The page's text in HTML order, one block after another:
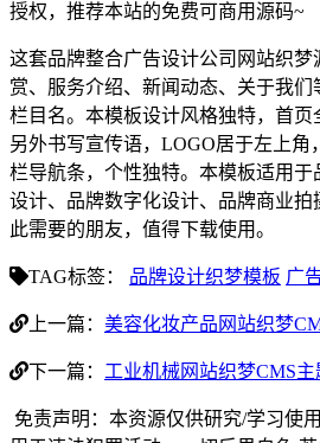
授权，推荐本站的免费可商用源码~
这套品牌整合广告设计公司网站织
赏、服务介绍、新闻动态、关于我
栏目名。本模板设计风格独特，首
另外书写宣传语，LOGO居于左上角
栏导航条，个性独特。本模板适用
设计、品牌数字化设计、品牌商业
此需要的朋友，值得下载使用。
TAG标签： 品牌设计织梦模板 广
上一篇： 美容化妆产品网站织梦
下一篇： 工业机械网站织梦CMS
免责声明：本资源仅供研究/学习使